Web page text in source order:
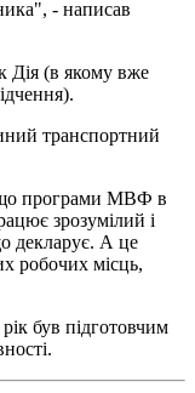
- написав
Дія (в якому вже
транспортний
програми МВФ в
зрозумілий і
декларує. А це
робочих місць,
був підготовчим